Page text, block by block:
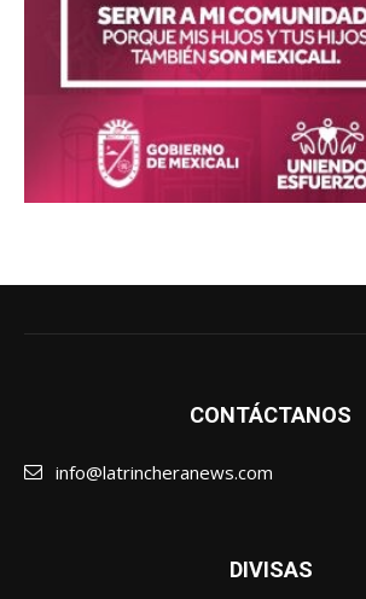
CONTÁCTANOS
info@latrincheranews.com
DIVISAS